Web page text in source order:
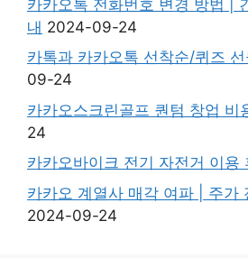
카카오톡 전화번호 변경 방법 |
내 2024-09-24
카톡과 카카오톡 선착순/퀴즈
09-24
카카오스크린골프 퀀텀 창업 비
24
카카오바이크 전기 자전거 이용
카카오 계열사 매각 여파 | 주가
2024-09-24